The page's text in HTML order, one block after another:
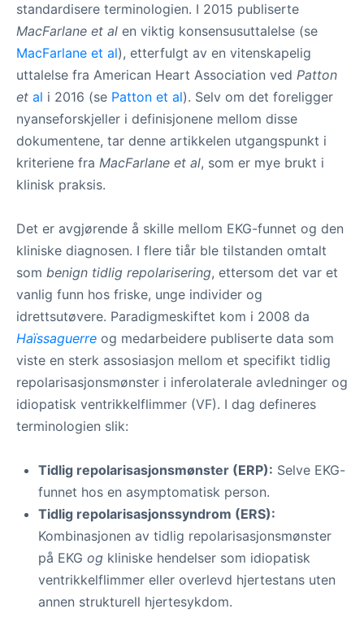
standardisere terminologien. I 2015 publiserte
MacFarlane et al en viktig konsensusuttalelse (se
MacFarlane et al), etterfulgt av en vitenskapelig
uttalelse fra American Heart Association ved Patton
et al i 2016 (se Patton et al). Selv om det foreligger
nyanseforskjeller i definisjonene mellom disse
dokumentene, tar denne artikkelen utgangspunkt i
kriteriene fra MacFarlane et al, som er mye brukt i
klinisk praksis.
Det er avgjørende å skille mellom EKG-funnet og den
kliniske diagnosen. I flere tiår ble tilstanden omtalt
som benign tidlig repolarisering, ettersom det var et
vanlig funn hos friske, unge individer og
idrettsutøvere. Paradigmeskiftet kom i 2008 da
Haïssaguerre og medarbeidere publiserte data som
viste en sterk assosiasjon mellom et specifikt tidlig
repolarisasjonsmønster i inferolaterale avledninger og
idiopatisk ventrikkelflimmer (VF). I dag defineres
terminologien slik:
Tidlig repolarisasjonsmønster (ERP): Selve EKG-
funnet hos en asymptomatisk person.
Tidlig repolarisasjonssyndrom (ERS):
Kombinasjonen av tidlig repolarisasjonsmønster
på EKG og kliniske hendelser som idiopatisk
ventrikkelflimmer eller overlevd hjertestans uten
annen strukturell hjertesykdom.